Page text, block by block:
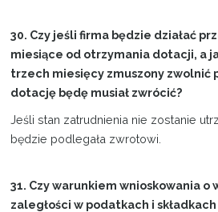
30. Czy jeśli firma będzie działać
miesiące od otrzymania dotacji, a
trzech miesięcy zmuszony zwolnić
dotację będę musiał zwrócić?
Jeśli stan zatrudnienia nie zostanie
będzie podlegała zwrotowi.
31. Czy warunkiem wnioskowania o
zaległości w podatkach i